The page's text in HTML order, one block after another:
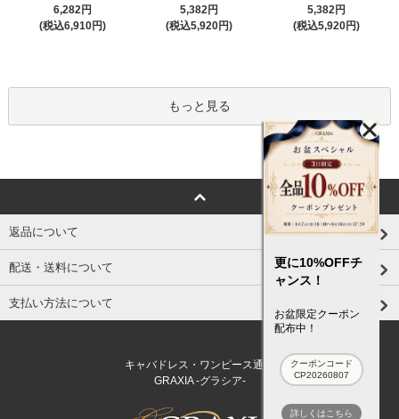
6,282円
(税込6,910円)
5,382円
(税込5,920円)
5,382円
(税込5,920円)
もっと見る
返品について
配送・送料について
支払い方法について
キャバドレス・ワンピース通販
GRAXIA -グラシア-
更に10%OFFチ
ャンス！
お盆限定クーポン
配布中！
クーポンコード
CP20260807
詳しくはこちら